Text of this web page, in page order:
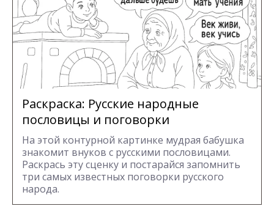
Раскраска: Русские народные
пословицы и поговорки
На этой контурной картинке мудрая бабушка
знакомит внуков с русскими пословицами.
Раскрась эту сценку и постарайся запомнить
три самых известных поговорки русского
народа.